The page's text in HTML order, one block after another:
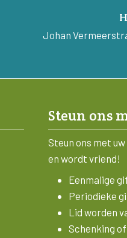
Johan
Steun ons
Steun ons met
en wordt vriend!
Eenmalige
Periodieke
Lid worden
Schenking